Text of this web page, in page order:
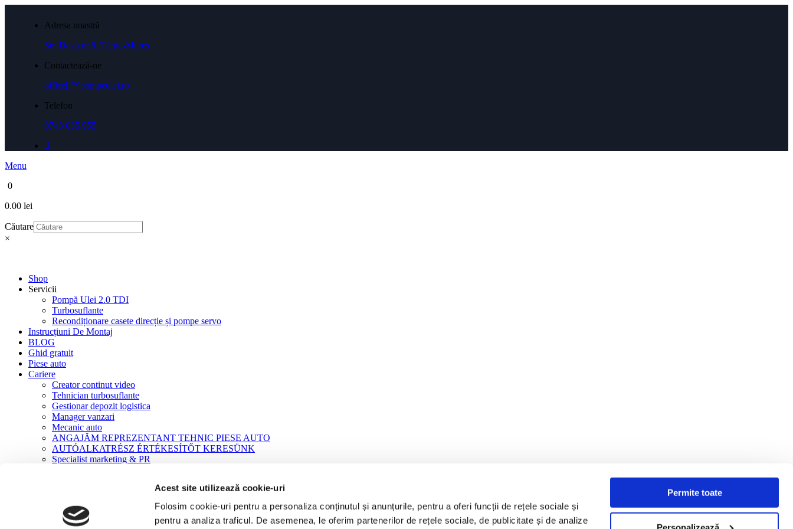
Acest site utilizează cookie-uri
Folosim cookie-uri pentru a personaliza conținutul și anunțurile, pentru a oferi funcții de rețele sociale și
pentru a analiza traficul. De asemenea, le oferim partenerilor de rețele sociale, de publicitate și de analize
Permite toate
Adresa noastră
Str. Deva nr.8, Târgu-Mureș
Contactează-ne
office[@]pompeulei.ro
Telefon
0743 035 955
Menu
0
0.00 lei
Căutare
×
Shop
Servicii
Pompă Ulei 2.0 TDI
Turbosuflante
Recondiționare casete direcție și pompe servo
Instrucțiuni De Montaj
BLOG
Ghid gratuit
Piese auto
Cariere
Creator continut video
Tehnician turbosuflante
Gestionar depozit logistica
Manager vanzari
Mecanic auto
ANGAJĂM REPREZENTANT TEHNIC PIESE AUTO
AUTÓALKATRÉSZ ÉRTÉKESÍTŐT KERESÜNK
Specialist marketing & PR
716885-5004S